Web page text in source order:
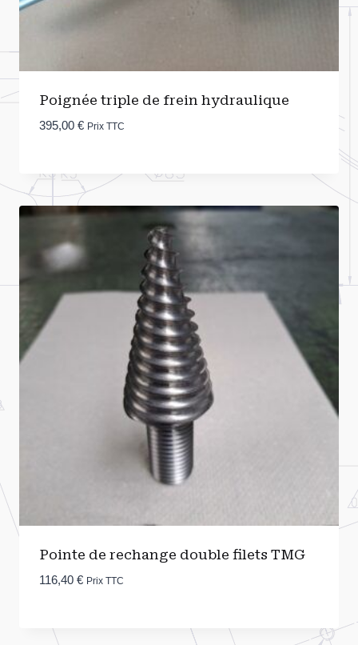
Poignée triple de frein hydraulique
395,00 € Prix TTC
Pointe de rechange double filets TMG
116,40 € Prix TTC